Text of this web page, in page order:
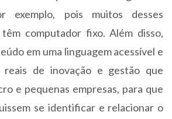
exemplo, pois muitos desses
computador fixo. Além disso,
em uma linguagem acessível e
reais de inovação e gestão que
e pequenas empresas, para que
se identificar e relacionar o